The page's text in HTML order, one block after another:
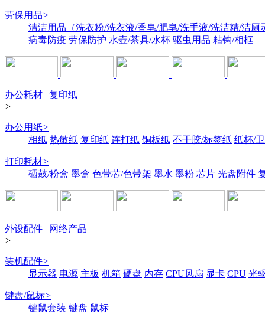
劳保用品>
清洁用品（洗衣粉/洗衣液/香皂/肥皂/洗手液/洗洁精/洁厕
病毒防疫 劳保防护 水壶/茶具/水杯 驱虫用品 粘钩/相框
办公耗材 | 复印纸
>
办公用纸>
相纸 热敏纸 复印纸 连打纸 铜板纸 不干胶/标签纸 纸杯/
打印耗材>
硒鼓/粉盒 墨盒 色带芯/色带架 墨水 墨粉 芯片 光盘附件
外设配件 | 网络产品
>
装机配件>
显示器 电源 主板 机箱 硬盘 内存 CPU风扇 显卡 CPU 光
键盘/鼠标>
键鼠套装 键盘 鼠标